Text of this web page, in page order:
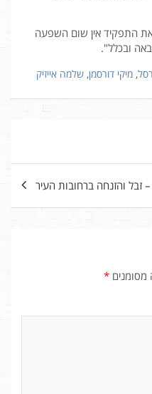
את התפקיד אין שום השפעה
ובכלל".
, מיקי דורסמן, שלמה אייזיק
זבל והזנחה ברחובות העיר
*